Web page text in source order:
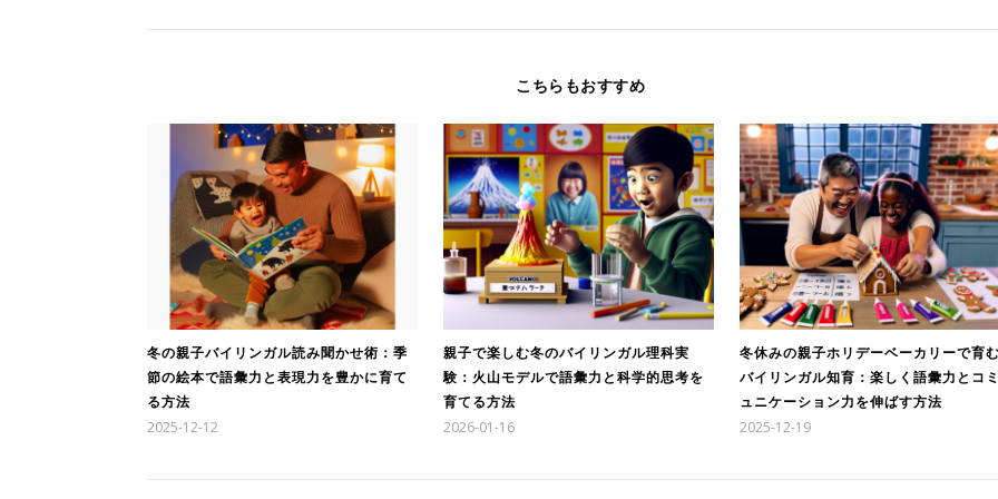
こちらもおすすめ
冬の親子バイリンガル読み聞かせ術：季
節の絵本で語彙力と表現力を豊かに育て
る方法
2025-12-12
親子で楽しむ冬のバイリンガル理科実
験：火山モデルで語彙力と科学的思考を
育てる方法
2026-01-16
冬休みの親子ホリデーベーカリーで育
バイリンガル知育：楽しく語彙力とコ
ュニケーション力を伸ばす方法
2025-12-19